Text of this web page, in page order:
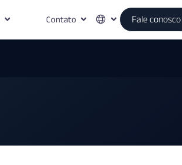
Contato Fale conosco